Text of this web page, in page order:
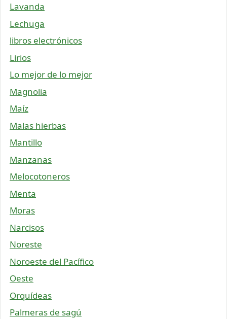
Lavanda
Lechuga
libros electrónicos
Lirios
Lo mejor de lo mejor
Magnolia
Maíz
Malas hierbas
Mantillo
Manzanas
Melocotoneros
Menta
Moras
Narcisos
Noreste
Noroeste del Pacífico
Oeste
Orquídeas
Palmeras de sagú